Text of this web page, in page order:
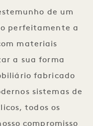
de um
perfeitamente a
materiais
a sua forma
fabricado
sistemas de
todos os
compromisso